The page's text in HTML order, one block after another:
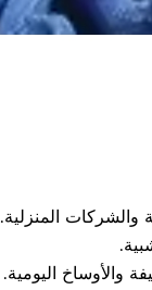
والشركات المنزلية.
والأوساخ اليومية.